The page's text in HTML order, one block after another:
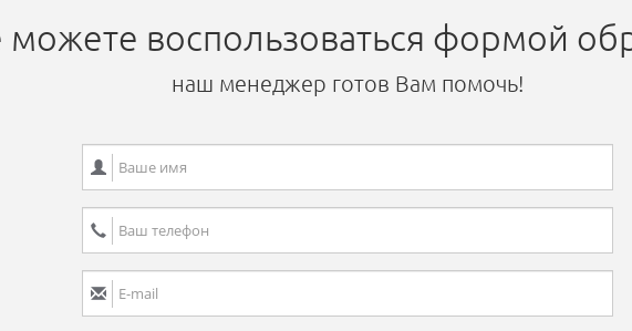
воспользоваться формой
наш менеджер готов Вам помочь!